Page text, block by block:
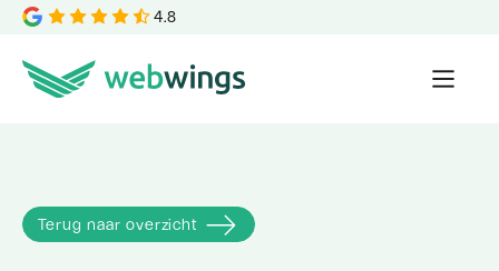
4.8
Terug naar overzicht